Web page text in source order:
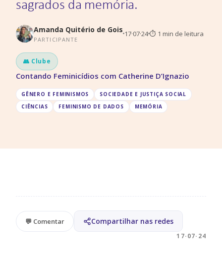
sagrados da memória.
Amanda Quitério de Gois
PARTICIPANTE
17·07·24⏱ 1 min de leitura
👥 Clube
Contando Feminicídios com Catherine D’Ignazio
GÊNERO E FEMINISMOS
SOCIEDADE E JUSTIÇA SOCIAL
CIÊNCIAS
FEMINISMO DE DADOS MEMÓRIA
💬 Comentar Compartilhar nas redes
17·07·24